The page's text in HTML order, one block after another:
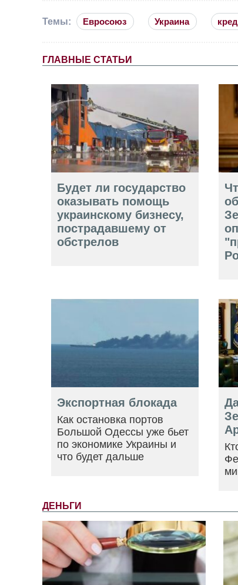
Темы: Евросоюз Украина
ГЛАВНЫЕ СТАТЬИ
Будет ли государство
оказывать помощь
украинскому бизнесу,
пострадавшему от
обстрелов
Экспортная блокада
Как остановка портов
Большой Одессы уже бьет
по экономике Украины и
что будет дальше
ДЕНЬГИ